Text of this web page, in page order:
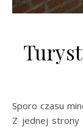
Sporo czasu minęło od ostatniego wpisu na naszym blogu.
Z jednej strony